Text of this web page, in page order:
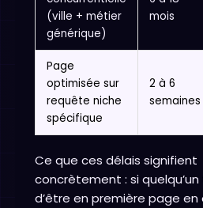
(ville + métier
générique)
mois
Page
optimisée sur
requête niche
spécifique
2 à 6
semaines
Ce que ces délais signifient
concrètement : si
d’être en première page en